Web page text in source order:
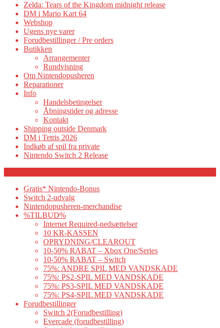
Zelda: Tears of the Kingdom midnight release
DM i Mario Kart 64
Webshop
Ugens nye varer
Forudbestillinger / Pre orders
Butikken
Arrangementer
Rundvisning
Om Nintendopusheren
Reparationer
Info
Handelsbetingelser
Åbningstider og adresse
Kontakt
Shipping outside Denmark
DM i Tetris 2026
Indkøb af spil fra private
Nintendo Switch 2 Release
Gratis* Nintendo-Bonus
Switch 2-udvalg
Nintendopusheren-merchandise
%TILBUD%
Internet Required-nedsættelser
10 KR-KASSEN
OPRYDNING/CLEAROUT
10-50% RABAT – Xbox One/Series
10-50% RABAT – Switch
75%: ANDRE SPIL MED VANDSKADE
75%: PS2-SPIL MED VANDSKADE
75%: PS3-SPIL MED VANDSKADE
75%: PS4-SPIL MED VANDSKADE
Forudbestillinger
Switch 2(Forudbestilling)
Evercade (forudbestilling)